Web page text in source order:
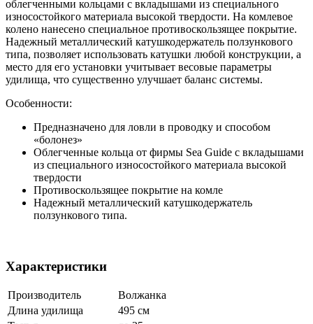
облегченными кольцами с вкладышами из специального
износостойкого материала высокой твердости. На комлевое
колено нанесено специальное противоскользящее покрытие.
Надежный металлический катушкодержатель ползункового
типа, позволяет использовать катушки любой конструкции, а
место для его установки учитывает весовые параметры
удилища, что существенно улучшает баланс системы.
Особенности:
Предназначено для ловли в проводку и способом
«болонез»
Облегченные кольца от фирмы Sea Guide с вкладышами
из специального износостойкого материала высокой
твердости
Противоскользящее покрытие на комле
Надежный металлический катушкодержатель
ползункового типа.
Характеристики
Производитель
Волжанка
Длина удилища
495 см